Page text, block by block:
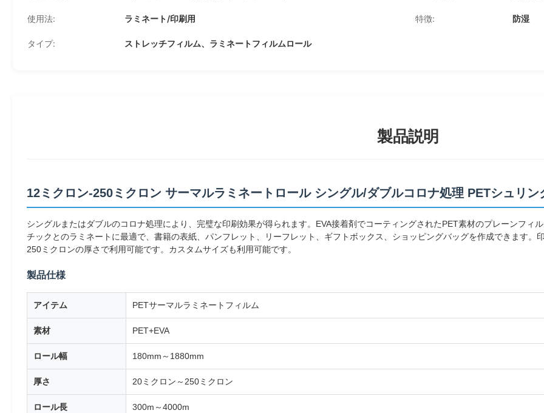
使用法: ラミネート/印刷用 特徴: 防湿
タイプ: ストレッチフィルム、ラミネートフィルムロール
製品説明
12ミクロン-250ミクロン サーマルラミネートロール シングル/ダブルコロナ処理 PETシュリン
シングルまたはダブルのコロナ処理により、完璧な印刷効果が得られます。EVA接着剤でコーティングされたPET素材のプレーンフィ
チックとのラミネートに最適で、書籍の表紙、パンフレット、リーフレット、ギフトボックス、ショッピングバッグを作成できます。
250ミクロンの厚さで利用可能です。カスタムサイズも利用可能です。
製品仕様
アイテム PETサーマルラミネートフィルム
素材 PET+EVA
ロール幅 180mm～1880mm
厚さ 20ミクロン～250ミクロン
ロール長 300m～4000m